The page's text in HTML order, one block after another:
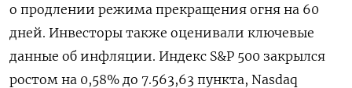
о продлении режима ​прекращения огня ‌на 60 ​
дней. Инвесторы также оценивали ‌ключевые
данные об инфляции. Индекс S&P 500 закрылся ​
ростом ​на ‌0,58% до 7.563,63 пункта, ​Nasdaq